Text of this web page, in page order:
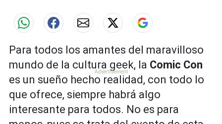
Para todos los amantes del maravilloso
mundo de la cultura geek, la Comic Con
es un sueño hecho realidad, con todo lo
que ofrece, siempre habrá algo
interesante para todos. No es para